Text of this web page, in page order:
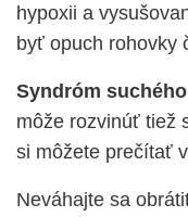
hypoxii a
byť opuch rohovky
Syndróm
môže rozvinúť tiež
si môžete prečítať
Neváhajte sa